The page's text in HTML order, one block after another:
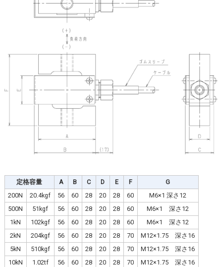
定格容量 A B C D E F
G
200N
20.4kgf 56 60 28 20 28 60
M6×1 深さ12
500N
51kgf 56 60 28 20 28 60
M6×1 深さ12
1kN
102kgf 56 60 28 20 28 60
M6×1 深さ12
2kN
204kgf 56 60 28 20 28 70
M12×1.75 深さ16
5kN
510kgf 56 60 28 20 28 70
M12×1.75 深さ16
10kN
1.02tf 56 60 28 20 28 70 M12×1.75 深さ16